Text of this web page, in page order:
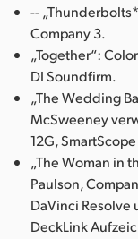
--
Company 3.
„Together“:
DI Soundfirm.
„The Wedding
McSweeney
12G,
„The Woman in
Paulson,
DaVinci Resolve
DeckLink